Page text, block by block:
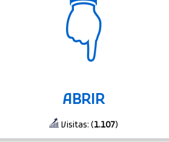
👇
ABRIR
Visitas: (1.107)